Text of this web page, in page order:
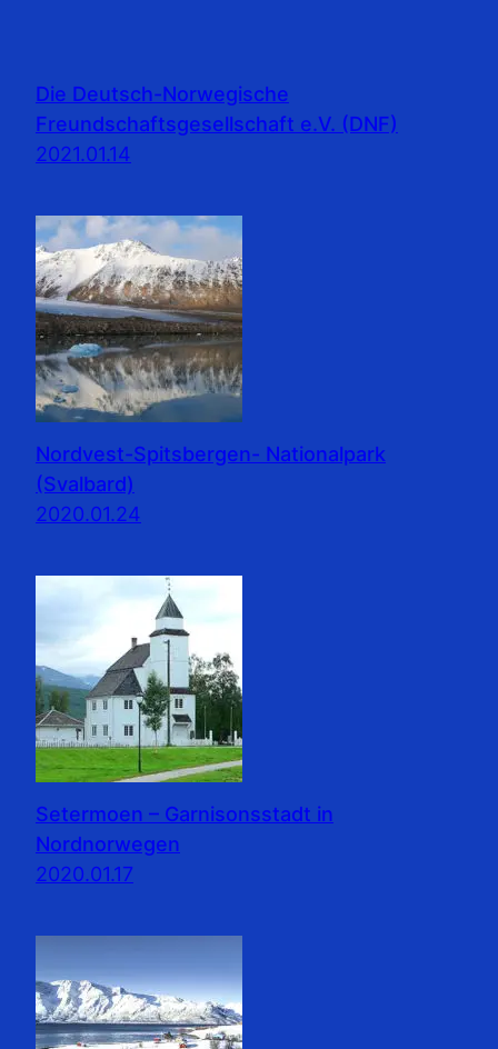
Die Deutsch-Norwegische
Freundschaftsgesellschaft e.V. (DNF)
2021.01.14
Nordvest-Spitsbergen- Nationalpark
(Svalbard)
2020.01.24
Setermoen – Garnisonsstadt in
Nordnorwegen
2020.01.17